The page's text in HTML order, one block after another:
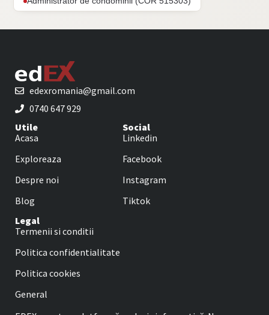
edexromania@gmail.com
0740 647 929
Utile
Acasa
Exploreaza
Despre noi
Blog
Social
Linkedin
Facebook
Instagram
Tiktok
Legal
Termenii si conditii
Politica confidentialitate
Politica cookies
General